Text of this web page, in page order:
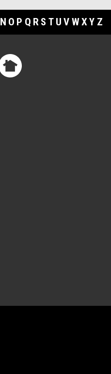
N O P Q R S T U V WXY Z